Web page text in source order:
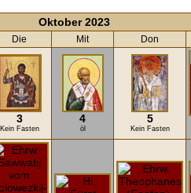
Oktober 2023
Die Mit Don
3
Kein Fasten
4
öl
5
Kein Fasten